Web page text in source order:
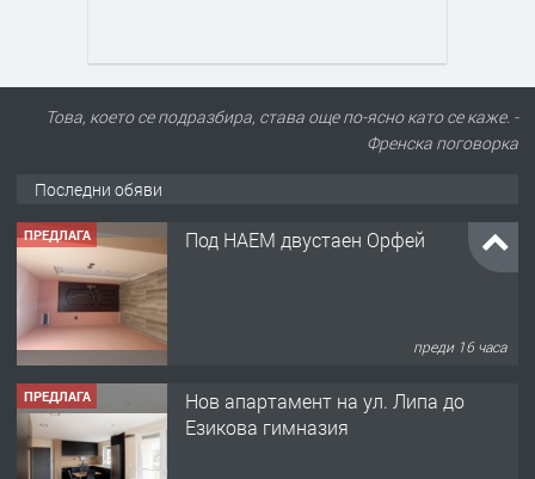
Това, което се подразбира, става още по-ясно като се каже. -
Френска поговорка
Последни обяви
ПРЕДЛАГА Под НАЕМ двустаен Орфей
преди 16 часа
ПРЕДЛАГА
Нов апартамент на ул. Липа до
Езикова гимназия